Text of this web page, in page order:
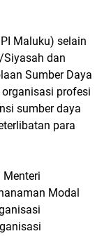
Maluku) selain
Siyasah dan
Sumber Daya
profesi
sumber daya
para
Menteri
Modal